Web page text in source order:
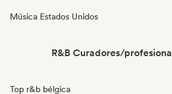
Música Estados Unidos
R&B Curadores/
Top r&b bélgica